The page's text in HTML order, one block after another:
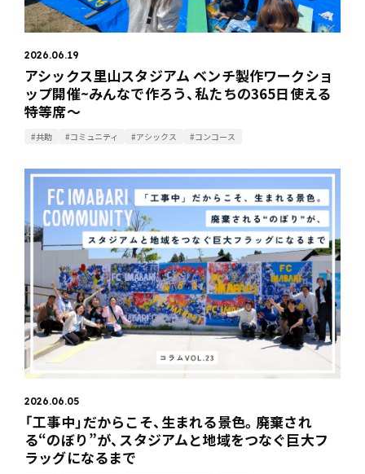
2026.06.19
アシックス里山スタジアム ベンチ製作ワークショ
ップ開催~みんなで作ろう、私たちの365日使える
特等席～
#共助 #コミュニティ #アシックス #コンコース
2026.06.05
「工事中」だからこそ、生まれる景色。廃棄され
る“のぼり”が、スタジアムと地域をつなぐ巨大フ
ラッグになるまで